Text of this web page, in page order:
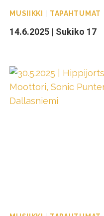
MUSIIKKI TAPAHTUMAT
14.6.2025 | Sukiko 17